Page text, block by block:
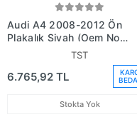
Audi A4 2008-2012 Ön
Plakalık Siyah (Oem No:
8K0807287T94)
TST
6.765,92 TL
Stokta Yok